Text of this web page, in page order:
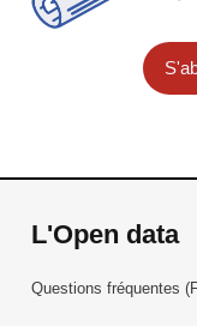
L'Open data
Questions fréquentes